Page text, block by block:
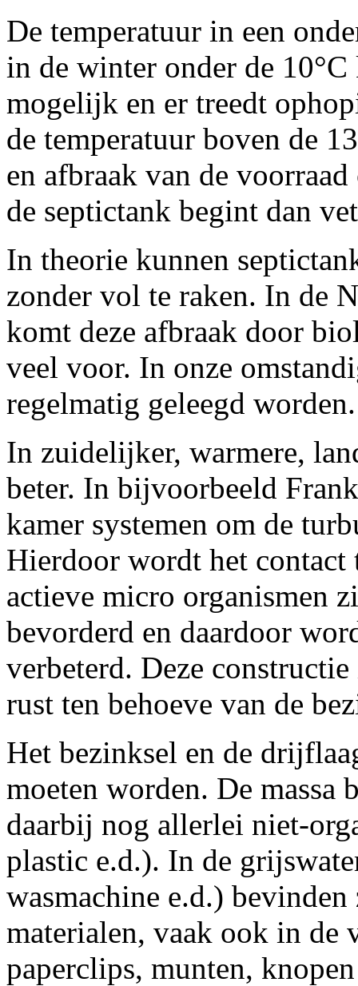
De temperatuur in een
in de winter onder de
mogelijk en er treedt
de temperatuur boven de
en afbraak van de
de septictank begint dan
In theorie kunnen
zonder vol te raken. In de
komt deze afbraak door
veel voor. In onze
regelmatig geleegd worden.
In zuidelijker, warmere,
beter. In bijvoorbeeld
kamer systemen om de
Hierdoor wordt het contact
actieve micro organismen
bevorderd en daardoor
verbeterd. Deze
rust ten behoeve van de
Het bezinksel en de
moeten worden. De massa
daarbij nog allerlei niet-
plastic e.d.). In de
wasmachine e.d.)
materialen, vaak ook in de
paperclips, munten,